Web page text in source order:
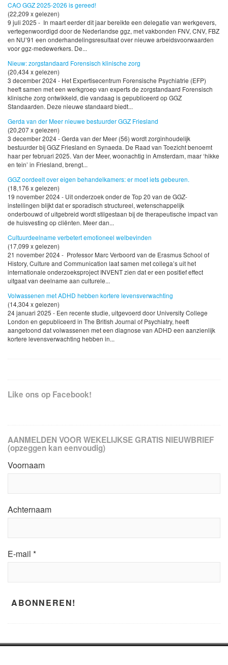
CAO GGZ 2025-2026 is gereed!
(22,209 x gelezen)
9 juli 2025 - In maart eerder dit jaar bereikte een delegatie van werkgevers,
vertegenwoordigd door de Nederlandse ggz, met vakbonden FNV, CNV, FBZ
en NU’91 een onderhandelingsresultaat over nieuwe arbeidsvoorwaarden
voor ggz-medewerkers. De...
Nieuw: zorgstandaard Forensisch klinische zorg
(20,434 x gelezen)
3 december 2024 - Het Expertisecentrum Forensische Psychiatrie (EFP)
heeft samen met een werkgroep van experts de zorgstandaard Forensisch
klinische zorg ontwikkeld, die vandaag is gepubliceerd op GGZ
Standaarden. Deze nieuwe standaard biedt...
Gerda van der Meer nieuwe bestuurder GGZ Friesland
(20,207 x gelezen)
3 december 2024 - Gerda van der Meer (56) wordt zorginhoudelijk
bestuurder bij GGZ Friesland en Synaeda. De Raad van Toezicht benoemt
haar per februari 2025. Van der Meer, woonachtig in Amsterdam, maar ‘hikke
en tein’ in Friesland, brengt...
GGZ oordeelt over eigen behandelkamers: er moet iets gebeuren.
(18,176 x gelezen)
19 november 2024 - Uit onderzoek onder de Top 20 van de GGZ-
instellingen blijkt dat er sporadisch structureel, wetenschappelijk
onderbouwd of uitgebreid wordt stilgestaan bij de therapeutische impact van
de huisvesting op cliënten. Meer dan...
Cultuurdeelname verbetert emotioneel welbevinden
(17,099 x gelezen)
21 november 2024 - Professor Marc Verboord van de Erasmus School of
History, Culture and Communication laat samen met collega’s uit het
internationale onderzoeksproject INVENT zien dat er een positief effect
uitgaat van deelname aan culturele...
Volwassenen met ADHD hebben kortere levensverwachting
(14,304 x gelezen)
24 januari 2025 - Een recente studie, uitgevoerd door University College
London en gepubliceerd in The British Journal of Psychiatry, heeft
aangetoond dat volwassenen met een diagnose van ADHD een aanzienlijk
kortere levensverwachting hebben in...
Like ons op Facebook!
AANMELDEN VOOR WEKELIJKSE GRATIS NIEUWBRIEF
(opzeggen kan eenvoudig)
Voornaam
Achternaam
E-mail *